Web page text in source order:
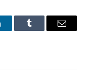
Tumblr Email